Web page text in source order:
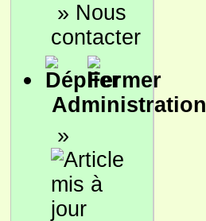
» Nous
contacter
Administration
»